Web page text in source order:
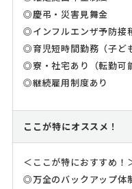
◎慶弔・災害見舞金
◎インフルエンザ予防接
◎育児短時間勤務（子ど
◎寮・社宅あり（転勤可
◎継続雇用制度あり
ここが特にオススメ！
＜ここが特におすすめ！
◎万全のバックアップ体